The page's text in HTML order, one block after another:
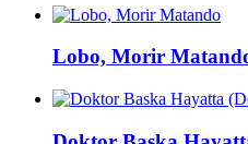
Lobo, Morir